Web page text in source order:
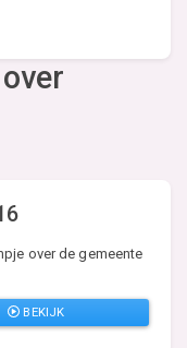
over de gemeente
BEKIJK